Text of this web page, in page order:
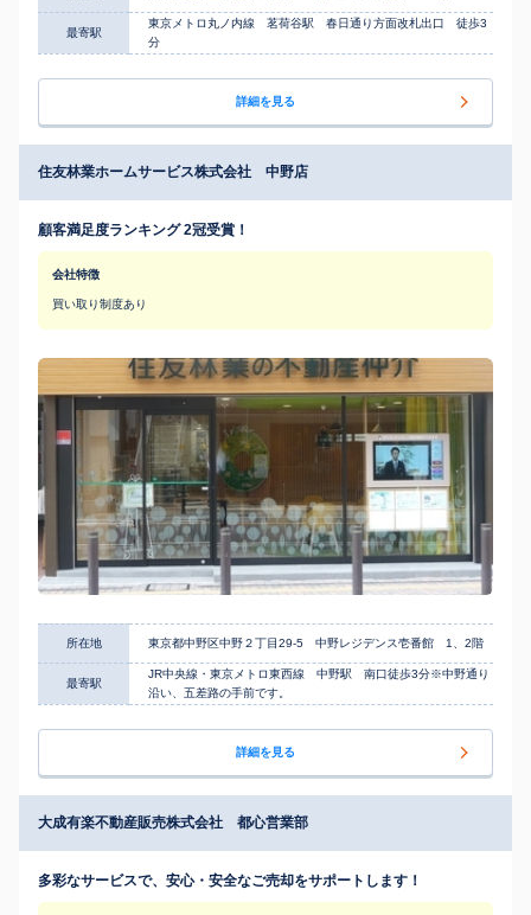
最寄駅
東京メトロ丸ノ内線 茗荷谷駅 春日通り方面改札出口 徒歩3
分
詳細を見る
住友林業ホームサービス株式会社 中野店
顧客満足度ランキング 2冠受賞！
会社特徴
買い取り制度あり
所在地 東京都中野区中野２丁目29-5 中野レジデンス壱番館 1、2階
最寄駅
JR中央線・東京メトロ東西線 中野駅 南口徒歩3分※中野通り
沿い、五差路の手前です。
詳細を見る
大成有楽不動産販売株式会社 都心営業部
多彩なサービスで、安心・安全なご売却をサポートします！